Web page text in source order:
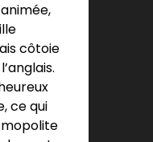
côtoie
ce qui